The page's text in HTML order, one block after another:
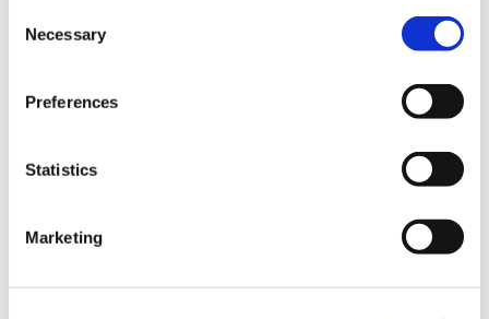
Selection
Necessary
Preferences
Statistics
Marketing
πόνο, στο φούσκωμα και άλλα είδη πεπτικής
διατηρήσουμε την καλή υγεία του
εντέρου και του πεπτικού συστήματος;
Παρότι πολλά καθημερινά προβλήματα του